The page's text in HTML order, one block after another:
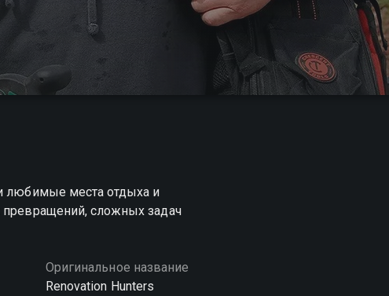
любимые места отдыха и
сложных задач
Оригинальное название
Renovation Hunters